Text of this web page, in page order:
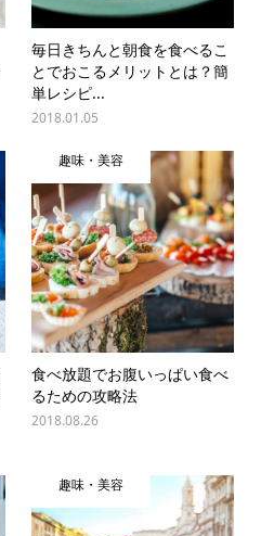
毎日きちんと朝食を食べるこ
とでおこるメリットとは？簡
単レシピ...
2018.01.05
趣味・美容
食べ放題でお腹いっぱい食べ
るための攻略法
2018.08.26
趣味・美容